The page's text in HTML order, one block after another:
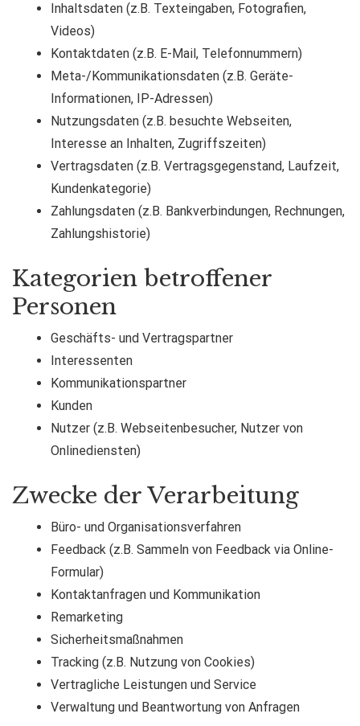
Inhaltsdaten (z.B. Texteingaben, Fotografien,
Videos)
Kontaktdaten (z.B. E-Mail, Telefonnummern)
Meta-/Kommunikationsdaten (z.B. Geräte-
Informationen, IP-Adressen)
Nutzungsdaten (z.B. besuchte Webseiten,
Interesse an Inhalten, Zugriffszeiten)
Vertragsdaten (z.B. Vertragsgegenstand, Laufzeit,
Kundenkategorie)
Zahlungsdaten (z.B. Bankverbindungen, Rechnungen,
Zahlungshistorie)
Kategorien betroffener
Personen
Geschäfts- und Vertragspartner
Interessenten
Kommunikationspartner
Kunden
Nutzer (z.B. Webseitenbesucher, Nutzer von
Onlinediensten)
Zwecke der Verarbeitung
Büro- und Organisationsverfahren
Feedback (z.B. Sammeln von Feedback via Online-
Formular)
Kontaktanfragen und Kommunikation
Remarketing
Sicherheitsmaßnahmen
Tracking (z.B. Nutzung von Cookies)
Vertragliche Leistungen und Service
Verwaltung und Beantwortung von Anfragen